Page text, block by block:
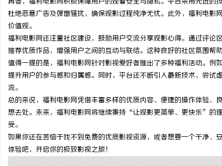
再者，福利电影网积极保障用户的观看安全与隐私。平台采用先进
杜绝恶意广告及弹窗骚扰，确保观影过程纯净无忧。此外，福利电
价值观。
福利电影网还注重社区建设，鼓励用户交流分享观影心得。通过评
推荐优质作品，增强用户之间的互动与联结。这种良好的社区氛围帮
值得一提的是，福利电影网针对影视爱好者推出了多种福利活动。
提升用户的参与感和归属感。同时，平台还不断引入最新技术，尝
流。
总的来说，福利电影网凭借丰富多样的优质内容、便捷的操作体验
想去处。未来，福利电影网将继续秉持“让观影更简单、更快乐”的
受。
如果你还在苦恼于找不到免费的优质影视资源，或者想要一个干净
体验吧，开启你的极致影视之旅！
武汉配眼镜 上海配眼镜 武汉配眼镜 上海配